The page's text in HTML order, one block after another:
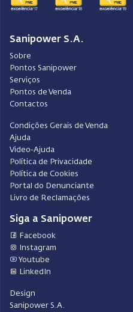
Sanipower S.A.
Sobre
Pontos Sanipower
Serviços
Pontos de Venda
Contactos
Condições Gerais de Venda
Ajuda
Video-Ajuda
Política de Privacidade
Política de Cookies
Portal do Denunciante
Livro de Reclamações
Siga a Sanipower
Facebook
Instagram
Youtube
LinkedIn
Design
Sanipower S.A.